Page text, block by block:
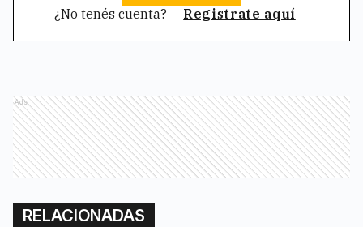
¿No tenés cuenta? Registrate aquí
Ads
RELACIONADAS